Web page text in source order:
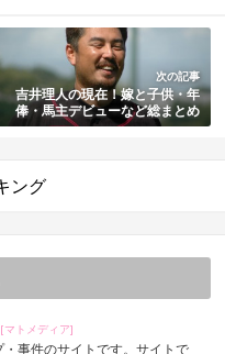
次の記事
吉井理人の現在！嫁と子供・年
俸・馬主デビューなど総まとめ
ング
[マトメディア]
事件のサイトです。サイトで